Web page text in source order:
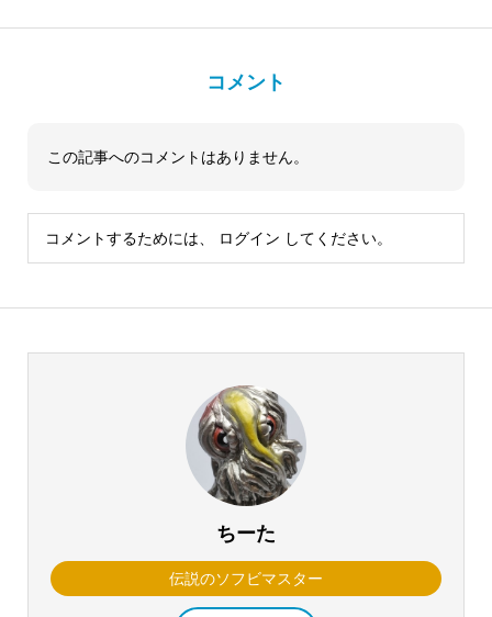
コメント
この記事へのコメントはありません。
コメントするためには、 ログイン してください。
ちーた
伝説のソフビマスター